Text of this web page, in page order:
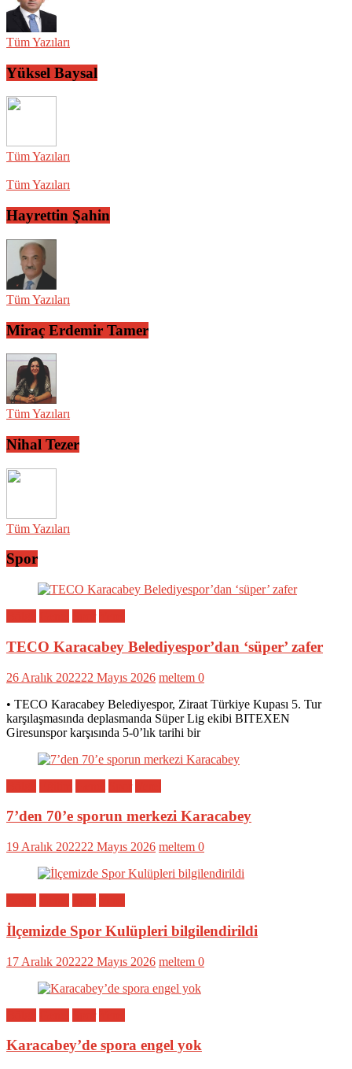
Tüm Yazıları
Yüksel Baysal
Tüm Yazıları
Tüm Yazıları
Hayrettin Şahin
Tüm Yazıları
Miraç Erdemir Tamer
Tüm Yazıları
Nihal Tezer
Tüm Yazıları
Spor
TECO Karacabey Belediyespor’dan ‘süper’ zafer
26 Aralık 202222 Mayıs 2026 meltem 0
• TECO Karacabey Belediyespor, Ziraat Türkiye Kupası 5. Tur
karşılaşmasında deplasmanda Süper Lig ekibi BITEXEN
Giresunspor karşısında 5-0’lık tarihi bir
7’den 70’e sporun merkezi Karacabey
19 Aralık 202222 Mayıs 2026 meltem 0
İlçemizde Spor Kulüpleri bilgilendirildi
17 Aralık 202222 Mayıs 2026 meltem 0
Karacabey’de spora engel yok